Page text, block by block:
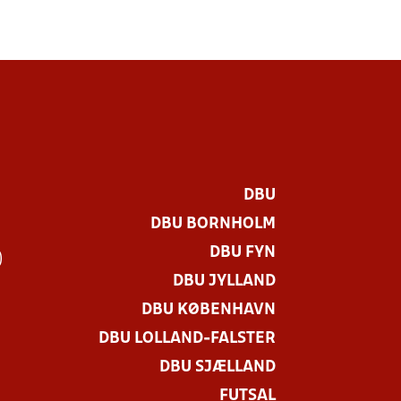
DBU
DBU BORNHOLM
DBU FYN
DBU JYLLAND
DBU KØBENHAVN
DBU LOLLAND-FALSTER
DBU SJÆLLAND
FUTSAL